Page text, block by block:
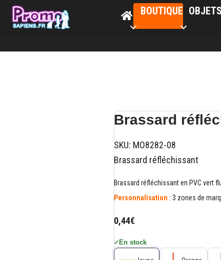
BOUTIQUE
Brassard
SKU: MO8282-08
Brassard réfléchissant
Brassard réfléchissant en PVC vert
Personnalisation : 3 zones de
0,44€
✓ En stock